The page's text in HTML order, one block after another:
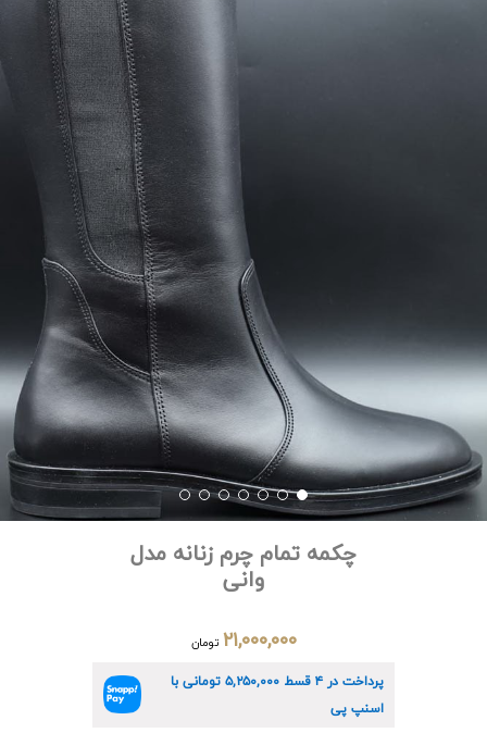
چکمه تمام چرم زنانه مدل
وانی
۲۱,۰۰۰,۰۰۰ تومان
پرداخت در ۴ قسط ۵,۲۵۰,۰۰۰تومانی با
اسنپ پی